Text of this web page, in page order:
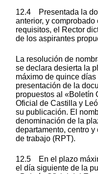
12.4 Presentada la
anterior, y
requisitos, el Rector
de los aspirantes
La resolución de
se declara desierta la
máximo de quince
presentación de la
propuestos al «Boletín
Oficial de Castilla y
su publicación. El
denominación de la
departamento, centro
de trabajo (RPT).
12.5 En el plazo
el día siguiente de la